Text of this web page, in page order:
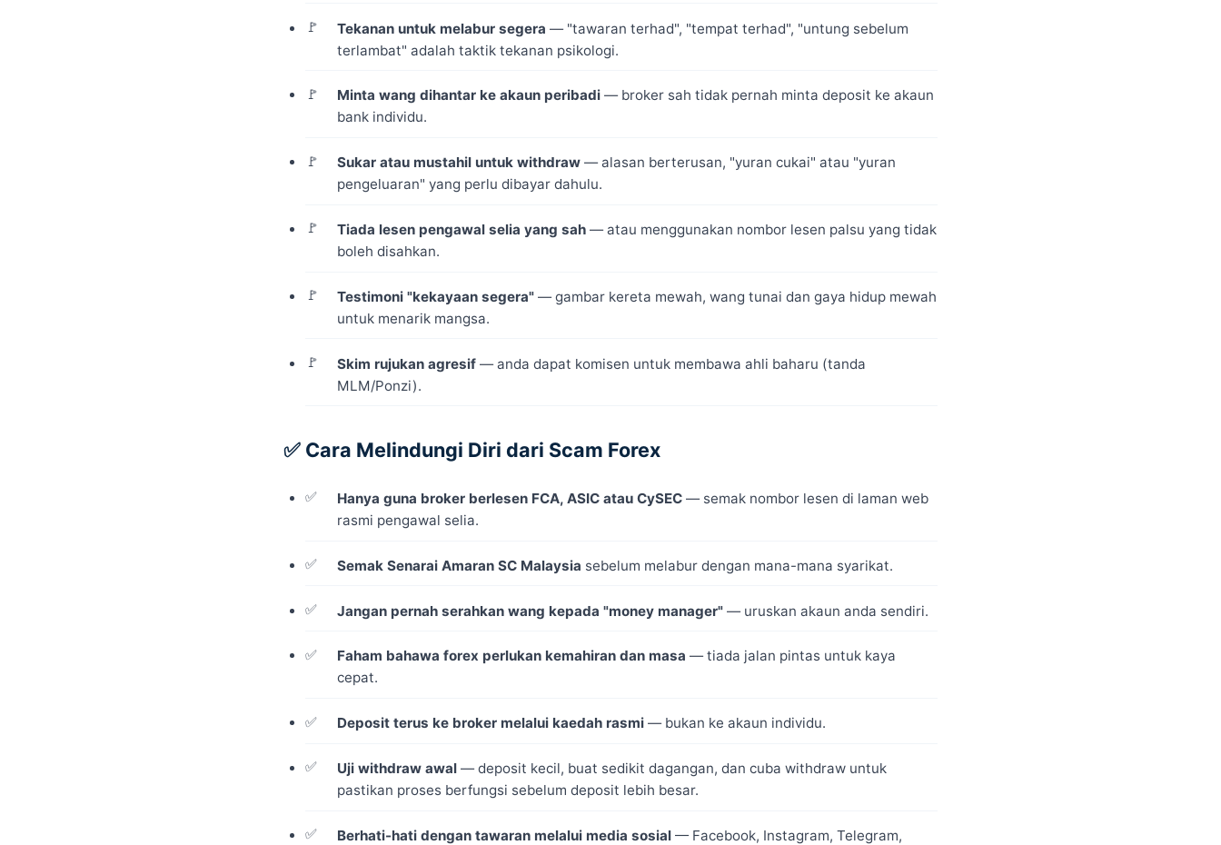
Tekanan untuk melabur segera — "tawaran terhad", "tempat terhad", "untung sebelum
terlambat" adalah taktik tekanan psikologi.
Minta wang dihantar ke akaun peribadi — broker sah tidak pernah minta deposit ke akaun
bank individu.
Sukar atau mustahil untuk withdraw — alasan berterusan, "yuran cukai" atau "yuran
pengeluaran" yang perlu dibayar dahulu.
Tiada lesen pengawal selia yang sah — atau menggunakan nombor lesen palsu yang tidak
boleh disahkan.
Testimoni "kekayaan segera" — gambar kereta mewah, wang tunai dan gaya hidup mewah
untuk menarik mangsa.
Skim rujukan agresif — anda dapat komisen untuk membawa ahli baharu (tanda
MLM/Ponzi).
✅ Cara Melindungi Diri dari Scam Forex
Hanya guna broker berlesen FCA, ASIC atau CySEC — semak nombor lesen di laman web
rasmi pengawal selia.
Semak Senarai Amaran SC Malaysia sebelum melabur dengan mana-mana syarikat.
Jangan pernah serahkan wang kepada "money manager" — uruskan akaun anda sendiri.
Faham bahawa forex perlukan kemahiran dan masa — tiada jalan pintas untuk kaya
cepat.
Deposit terus ke broker melalui kaedah rasmi — bukan ke akaun individu.
Uji withdraw awal — deposit kecil, buat sedikit dagangan, dan cuba withdraw untuk
pastikan proses berfungsi sebelum deposit lebih besar.
Berhati-hati dengan tawaran melalui media sosial — Facebook, Instagram, Telegram,